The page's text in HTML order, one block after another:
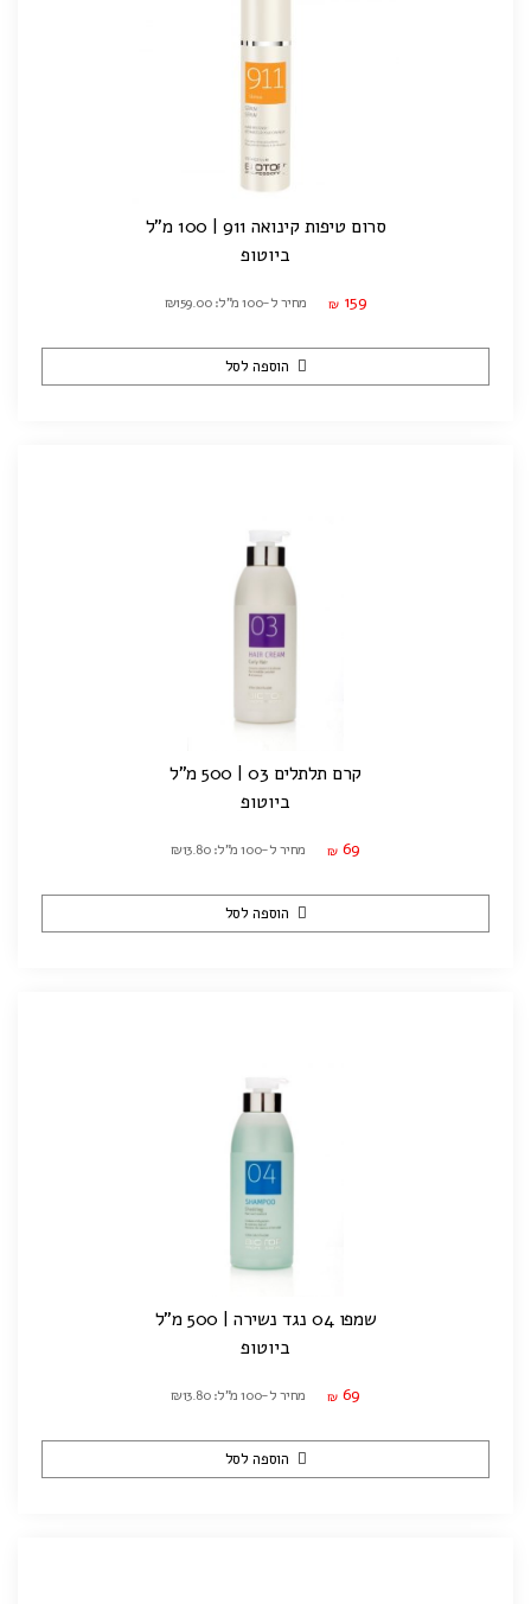
סרום טיפות קינואה 911 | 100 מ"ל
ביוטופ
₪ 159 מחיר ל-100 מ"ל: ₪159.00
הוספה לסל
קרם תלתלים 03 | 500 מ"ל
ביוטופ
₪ 69 מחיר ל-100 מ"ל: ₪13.80
הוספה לסל
שמפו 04 נגד נשירה | 500 מ"ל
ביוטופ
₪ 69 מחיר ל-100 מ"ל: ₪13.80
הוספה לסל